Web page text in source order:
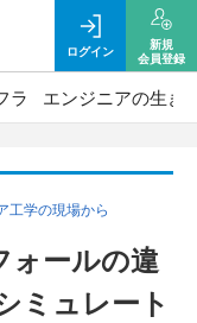
ログイン
新規
会員登録
ラ エンジニアの生き
工学の現場から
ォールの違
ミュレート